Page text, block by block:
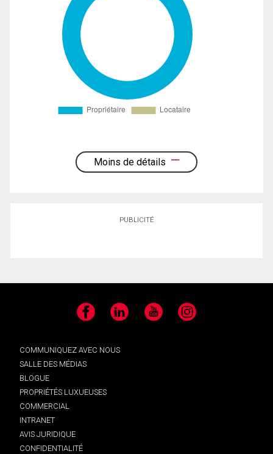
Moins de détails
PUBLICITÉ
Facebook LinkedIn YouTube Instagram
COMMUNIQUEZ AVEC NOUS
SALLE DES MÉDIAS
BLOGUE
PROPRIÉTÉS LUXUEUSES
COMMERCIAL
INTRANET
AVIS JURIDIQUE
CONFIDENTIALITÉ